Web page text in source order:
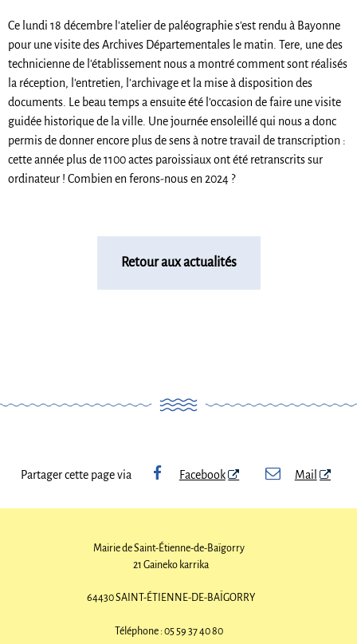
Ce lundi 18 décembre l'atelier de paléographie s'est rendu à Bayonne
pour une visite des Archives Départementales le matin. Tere, une des
technicienne de l'établissement nous a montré comment sont réalisés
la réception, l'entretien, l'archivage et la mise à disposition des
documents. Le beau temps a ensuite été l'occasion de faire une visite
guidée historique de la ville. Une journée ensoleillé qui nous a donc
permis de donner encore plus de sens à notre travail de transcription :
cette année plus de 1100 actes paroissiaux ont été retranscrits sur
ordinateur ! Combien en ferons-nous en 2024 ?
Retour aux actualités
Partager cette page via Facebook Mail
Mairie de Saint-Étienne-de-Baïgorry
21 Gaineko karrika
64430 SAINT-ÉTIENNE-DE-BAÏGORRY
Téléphone : 05 59 37 40 80